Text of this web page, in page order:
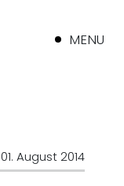
MENU
01. August 2014